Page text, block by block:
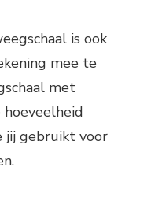
is ook
mee te
met
jij gebruikt voor